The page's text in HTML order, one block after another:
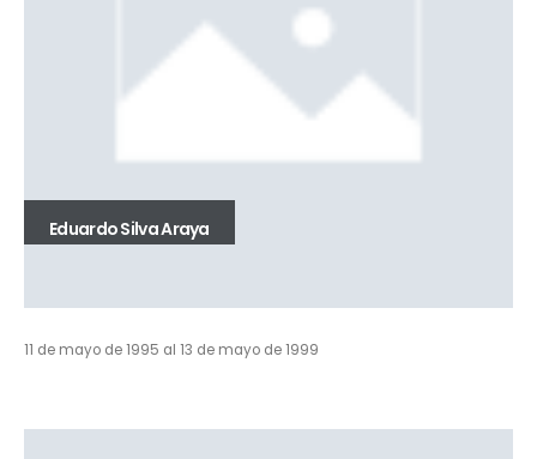
Eduardo Silva Araya
11 de mayo de 1995 al 13 de mayo de 1999